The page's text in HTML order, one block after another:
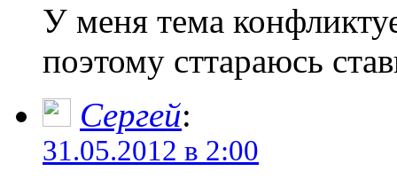
У меня тема
поэтому сттараюсь
Сергей:
31.05.2012 в 2:00